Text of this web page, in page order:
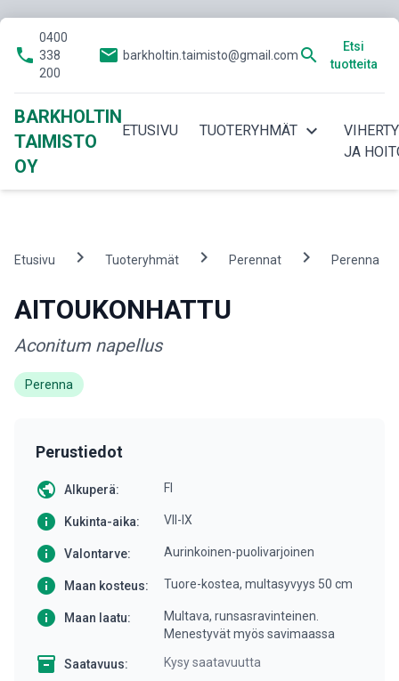
phone
0400
338
200
email barkholtin.taimisto@gmail.com search
Etsi
tuotteita
BARKHOLTIN
TAIMISTO
OY
ETUSIVU TUOTERYHMÄT expand_more
JA
Etusivu chevron_right Tuoteryhmät chevron_right Perennat chevron_right Perenna
AITOUKONHATTU
Aconitum napellus
Perenna
Perustiedot
public Alkuperä: FI
info Kukinta-aika: VII-IX
info Valontarve: Aurinkoinen-puolivarjoinen
info Maan kosteus: Tuore-kostea, multasyvyys 50 cm
info Maan laatu:
Multava, runsasravinteinen.
Menestyvät myös savimaassa
inventory Saatavuus: Kysy saatavuutta